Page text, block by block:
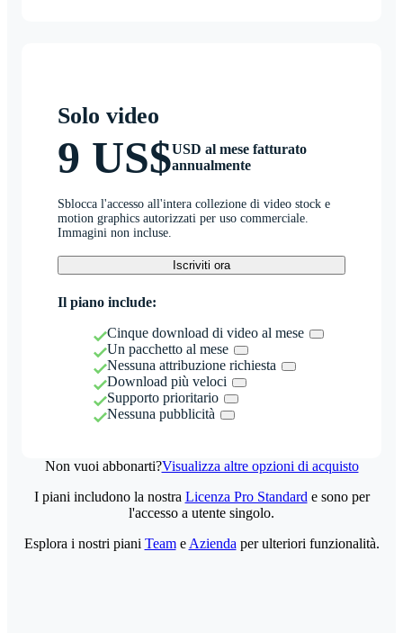
Solo video
9 US$USD al mese fatturato
annualmente
Sblocca l'accesso all'intera collezione di video stock e
motion graphics autorizzati per uso commerciale.
Immagini non incluse.
Iscriviti ora
Il piano include:
Cinque download di video al mese
Un pacchetto al mese
Nessuna attribuzione richiesta
Download più veloci
Supporto prioritario
Nessuna pubblicità
Non vuoi abbonarti?Visualizza altre opzioni di acquisto
I piani includono la nostra Licenza Pro Standard e sono per
l'accesso a utente singolo.
Esplora i nostri piani Teame Azienda per ulteriori funzionalità.